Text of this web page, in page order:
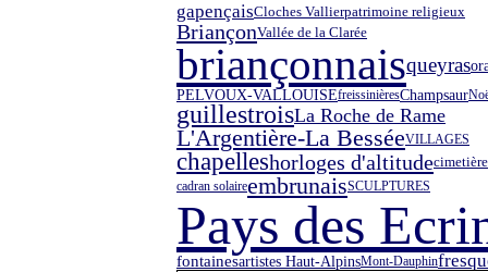
gapençaisCloches Vallierpatrimoine religieux
BriançonVallée de la Clarée
briançonnaisqueyras
PELVOUX-VALLOUISEfreissinièresChampsaur
guillestroisLa Roche de Rame
L'Argentière-La BesséeVILLAGES
chapelleshorloges d'altitudecimetière
cadran solaireembrunaisSCULPTURES
Pays des
fontainesartistes Haut-AlpinsMont-Dauphin